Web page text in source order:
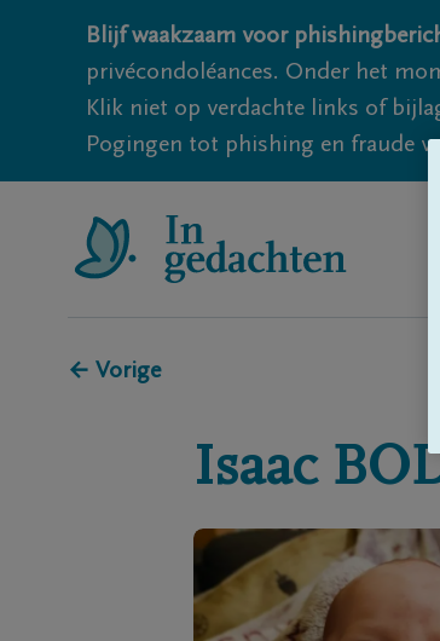
Blijf waakzaam voor
privécondoléances. Onder het
Klik niet op verdachte links of
Pogingen tot phishing en fraude
← Vorige
Isaac